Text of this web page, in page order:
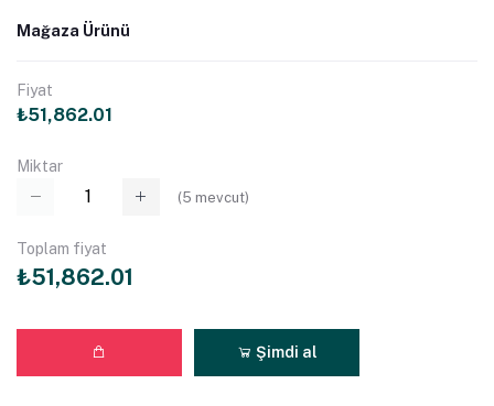
Mağaza Ürünü
Fiyat
₺51,862.01
Miktar
(5 mevcut)
Toplam fiyat
₺51,862.01
Şimdi al